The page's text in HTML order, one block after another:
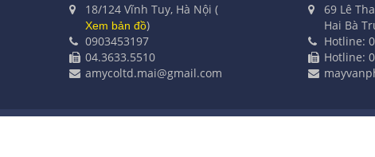
18/124 Vĩnh Tuy, Hà Nội (
Xem bản đồ)
0903453197
04.3633.5510
amycoltd.mai@gmail.com
69 Lê
Hai Bà
Hotline:
Hotline: